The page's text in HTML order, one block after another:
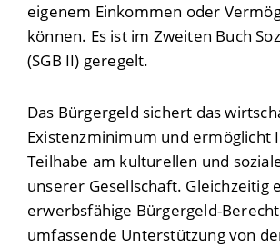
eigenem Einkommen oder
können. Es ist im Zweiten Buch
(SGB II) geregelt.
Das Bürgergeld sichert das
Existenzminimum und ermöglicht
Teilhabe am kulturellen und
unserer Gesellschaft. Gleichzeitig
erwerbsfähige Bürgergeld-
umfassende Unterstützung von